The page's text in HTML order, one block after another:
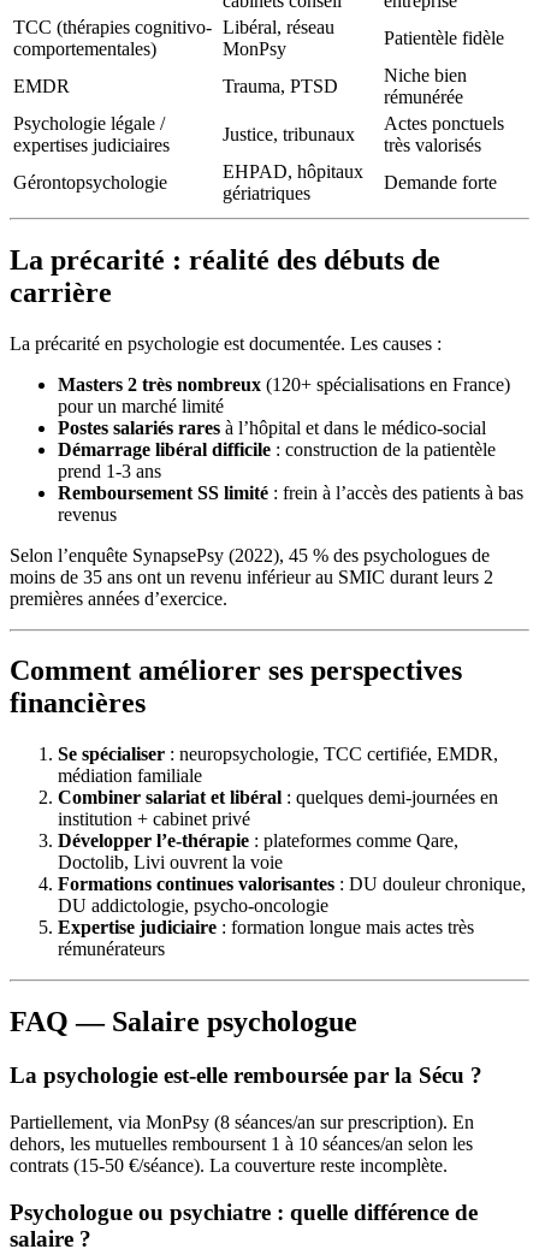
TCC (thérapies cognitivo-
comportementales)
Libéral, réseau
MonPsy
Patientèle fidèle
EMDR Trauma, PTSD
Niche bien
rémunérée
Psychologie légale /
expertises judiciaires
Justice, tribunaux
Actes ponctuels
très valorisés
Gérontopsychologie
EHPAD, hôpitaux
gériatriques
Demande forte
La précarité : réalité des débuts de
carrière
La précarité en psychologie est documentée. Les causes :
Masters 2 très nombreux (120+ spécialisations en France)
pour un marché limité
Postes salariés rares à l’hôpital et dans le médico-social
Démarrage libéral difficile : construction de la patientèle
prend 1-3 ans
Remboursement SS limité : frein à l’accès des patients à bas
revenus
Selon l’enquête SynapsePsy (2022), 45 % des psychologues de
moins de 35 ans ont un revenu inférieur au SMIC durant leurs 2
premières années d’exercice.
Comment améliorer ses perspectives
financières
Se spécialiser : neuropsychologie, TCC certifiée, EMDR,
médiation familiale
Combiner salariat et libéral : quelques demi-journées en
institution + cabinet privé
Développer l’e-thérapie : plateformes comme Qare,
Doctolib, Livi ouvrent la voie
Formations continues valorisantes : DU douleur chronique,
DU addictologie, psycho-oncologie
Expertise judiciaire : formation longue mais actes très
rémunérateurs
FAQ — Salaire psychologue
La psychologie est-elle remboursée par la Sécu ?
Partiellement, via MonPsy (8 séances/an sur prescription). En
dehors, les mutuelles remboursent 1 à 10 séances/an selon les
contrats (15-50 €/séance). La couverture reste incomplète.
Psychologue ou psychiatre : quelle différence de
salaire ?